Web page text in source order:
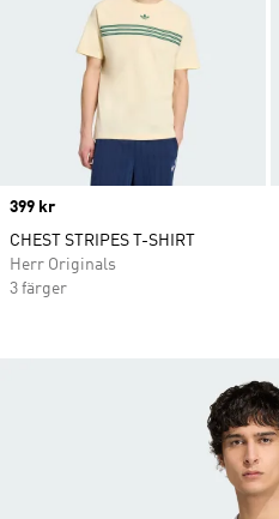
Price
399 kr
CHEST STRIPES T-SHIRT
Herr Originals
3 färger